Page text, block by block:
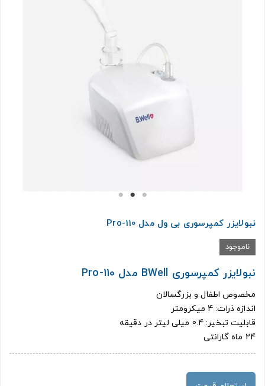
نبولایزر کمپرسوری بی ول مدل Pro-110
ناموجود
نبولایزر کمپرسوری BWell مدل Pro-110
مخصوص اطفال و بزرگسالان
اندازه ذرات: 4 میکرومتر
قابلیت تبخیر: 0.4 میلی لیتر در دقیقه
24 ماه گارانتی